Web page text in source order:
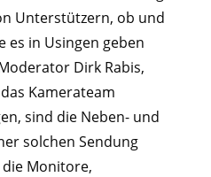
Unterstützern, ob und
es in Usingen geben
Dirk Rabis,
Kamerateam
sind die Neben- und
solchen Sendung
Monitore,